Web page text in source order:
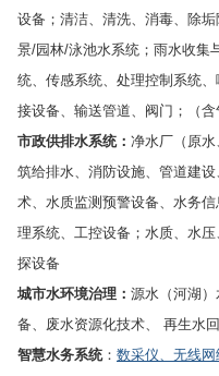
设备；清洁、清洗、消毒、除
景/园林/泳池水系统；雨水收集
统、传感系统、处理控制系统
接设备、输送管道、阀门；（含
市政供排水系统： 净水厂（原
筑给排水、消防设施、管道建
术、水质监测预警设备、水务
理系统、工控设备；水质、水
探设备
城市水环境治理： 源水（河湖
备、废水资源化技术、 再生水
智慧水务系统： 数采仪、 无线网